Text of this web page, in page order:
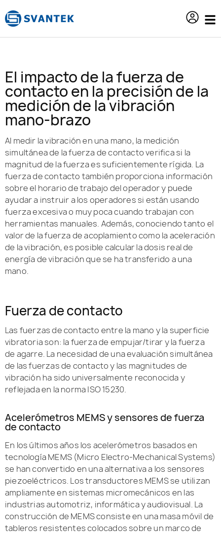
El impacto de la fuerza de
contacto en la precisión de la
medición de la vibración
mano-brazo
Al medir la vibración en una mano, la medición
simultánea de la fuerza de contacto verifica si la
magnitud de la fuerza es suficientemente rígida. La
fuerza de contacto también proporciona información
sobre el horario de trabajo del operador y puede
ayudar a instruir a los operadores si están usando
fuerza excesiva o muy poca cuando trabajan con
herramientas manuales. Además, conociendo tanto el
valor de la fuerza de acoplamiento como la aceleración
de la vibración, es posible calcular la dosis real de
energía de vibración que se ha transferido a una
mano.
Fuerza de contacto
Las fuerzas de contacto entre la mano y la superficie
vibratoria son: la fuerza de empujar/tirar y la fuerza
de agarre. La necesidad de una evaluación simultánea
de las fuerzas de contacto y las magnitudes de
vibración ha sido universalmente reconocida y
reflejada en la norma ISO 15230.
Acelerómetros MEMS y sensores de fuerza
de contacto
En los últimos años los acelerómetros basados en
tecnología MEMS (Micro Electro-Mechanical Systems)
se han convertido en una alternativa a los sensores
piezoeléctricos. Los transductores MEMS se utilizan
ampliamente en sistemas micromecánicos en las
industrias automotriz, informática y audiovisual. La
construcción de MEMS consiste en una masa móvil de
tableros resistentes colocados sobre un marco de